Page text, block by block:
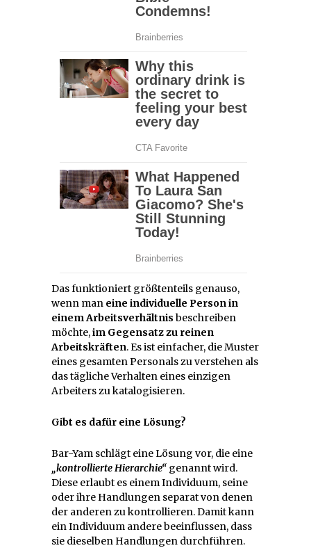
Das funktioniert größtenteils genauso,
wenn man eine individuelle Person in
einem Arbeitsverhältnis beschreiben
möchte,im Gegensatz zu reinen
Arbeitskräften. Es ist einfacher, die Muster
eines gesamten Personals zu verstehen als
das tägliche Verhalten eines einzigen
Arbeiters zu katalogisieren.
Gibt es dafür eine Lösung?
Bar-Yam schlägt eine Lösung vor, die eine
„kontrollierte Hierarchie“ genannt wird.
Diese erlaubt es einem Individuum, seine
oder ihre Handlungen separat von denen
der anderen zu kontrollieren. Damit kann
ein Individuum andere beeinflussen, dass
sie dieselben Handlungen durchführen.